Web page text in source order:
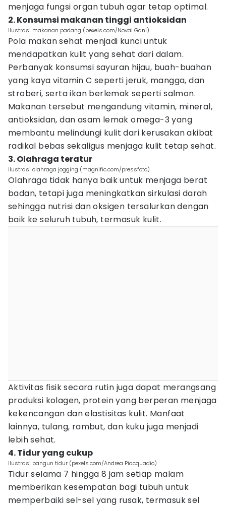
menjaga fungsi organ tubuh agar tetap optimal.
2. Konsumsi makanan tinggi antioksidan
Ilustrasi makanan padang (pexels.com/Noval Gani)
Pola makan sehat menjadi kunci untuk
mendapatkan kulit yang sehat dari dalam.
Perbanyak konsumsi sayuran hijau, buah-buahan
yang kaya vitamin C seperti jeruk, mangga, dan
stroberi, serta ikan berlemak seperti salmon.
Makanan tersebut mengandung vitamin, mineral,
antioksidan, dan asam lemak omega-3 yang
membantu melindungi kulit dari kerusakan akibat
radikal bebas sekaligus menjaga kulit tetap sehat.
3. Olahraga teratur
ilustrasi olahraga jogging (magnific.com/pressfoto)
Olahraga tidak hanya baik untuk menjaga berat
badan, tetapi juga meningkatkan sirkulasi darah
sehingga nutrisi dan oksigen tersalurkan dengan
baik ke seluruh tubuh, termasuk kulit.
Aktivitas fisik secara rutin juga dapat merangsang
produksi kolagen, protein yang berperan menjaga
kekencangan dan elastisitas kulit. Manfaat
lainnya, tulang, rambut, dan kuku juga menjadi
lebih sehat.
4. Tidur yang cukup
Ilustrasi bangun tidur (pexels.com/Andrea Piacquadio)
Tidur selama 7 hingga 8 jam setiap malam
memberikan kesempatan bagi tubuh untuk
memperbaiki sel-sel yang rusak, termasuk sel